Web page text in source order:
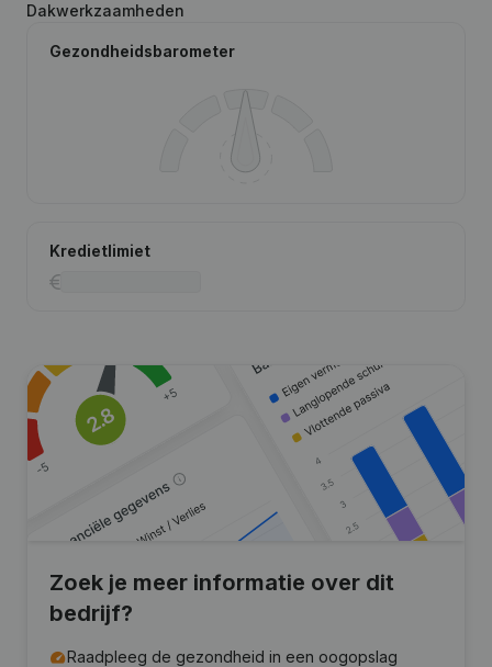
Dakwerkzaamheden
Gezondheidsbarometer
Kredietlimiet
Zoek je meer informatie over dit
bedrijf?
Raadpleeg de gezondheid in een oogopslag